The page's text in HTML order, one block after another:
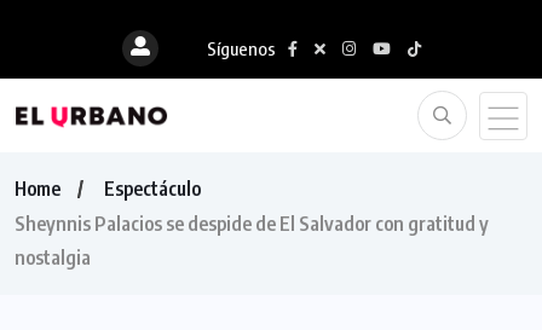
Síguenos
Home
Espectáculo
Sheynnis Palacios se despide de El Salvador con gratitud y
nostalgia